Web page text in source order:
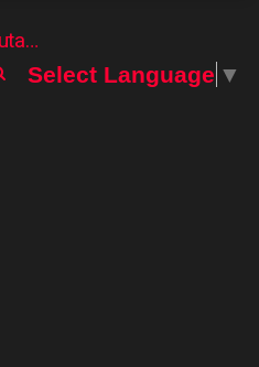
Căutare
Select Language ▼